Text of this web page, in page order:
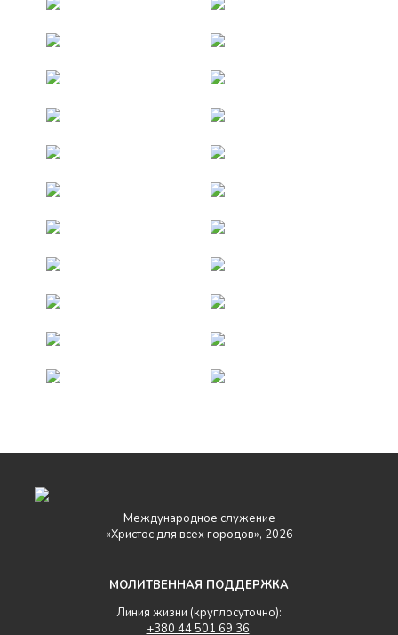
Международное служение
«Христос для всех городов», 2026
МОЛИТВЕННАЯ ПОДДЕРЖКА
Линия жизни (круглосуточно):
+380 44 501 69 36,